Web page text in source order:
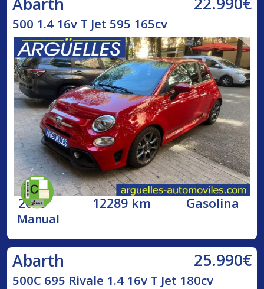
500 1.4 16v T Jet 595 165cv
2023 12289 km Gasolina
Manual
Abarth 25.990€
500C 695 Rivale 1.4 16v T Jet 180cv